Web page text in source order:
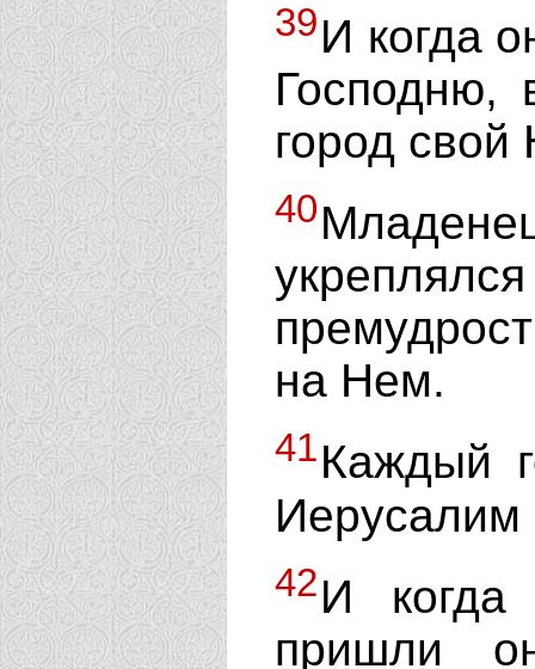
39И когда
Господню,
город свой
40
на Нем.
41Каждый
Иерусалим
42И
пришли